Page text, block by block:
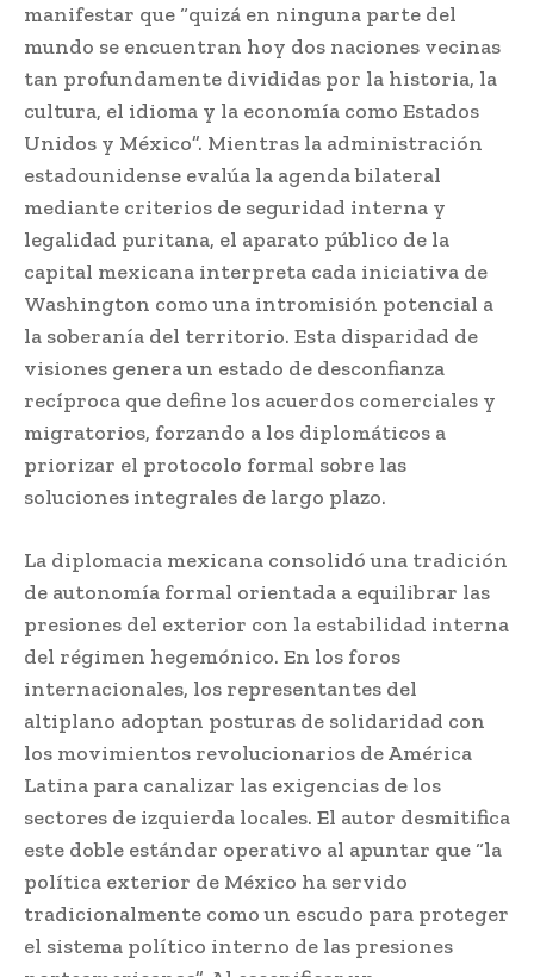
manifestar que “quizá en ninguna parte del
mundo se encuentran hoy dos naciones vecinas
tan profundamente divididas por la historia, la
cultura, el idioma y la economía como Estados
Unidos y México”. Mientras la administración
estadounidense evalúa la agenda bilateral
mediante criterios de seguridad interna y
legalidad puritana, el aparato público de la
capital mexicana interpreta cada iniciativa de
Washington como una intromisión potencial a
la soberanía del territorio. Esta disparidad de
visiones genera un estado de desconfianza
recíproca que define los acuerdos comerciales y
migratorios, forzando a los diplomáticos a
priorizar el protocolo formal sobre las
soluciones integrales de largo plazo.
La diplomacia mexicana consolidó una tradición
de autonomía formal orientada a equilibrar las
presiones del exterior con la estabilidad interna
del régimen hegemónico. En los foros
internacionales, los representantes del
altiplano adoptan posturas de solidaridad con
los movimientos revolucionarios de América
Latina para canalizar las exigencias de los
sectores de izquierda locales. El autor desmitifica
este doble estándar operativo al apuntar que “la
política exterior de México ha servido
tradicionalmente como un escudo para proteger
el sistema político interno de las presiones